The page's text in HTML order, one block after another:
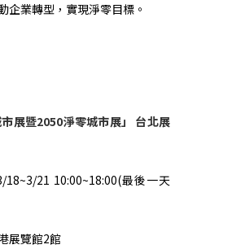
企業轉型，實現淨零目標。
展暨2050淨零城市展」
台北展
18~3/21 10:00~18:00(最後一天
展覽館2館